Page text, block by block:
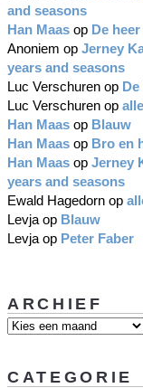
and seasons
Han Maas op De
Anoniem op Jerney
years and seasons
Luc Verschuren op
Luc Verschuren op
Han Maas op Blauw
Han Maas op Bro en
Han Maas op Jerney
years and seasons
Ewald Hagedorn op
Levja op Blauw
Levja op Peter Faber
ARCHIEF
CATEGORIE